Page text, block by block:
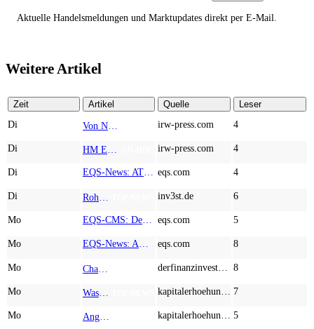
Aktuelle Handelsmeldungen und Marktupdates direkt per E-Mail.
Weitere Artikel
Zeit Artikel Quelle
Leser
Di
irw-press.com 4
Di irw-press.com 4
Di eqs.com 4
Di inv3st.de 6
Mo eqs.com 5
Mo eqs.com 8
Mo 8
Mo 7
Mo 5